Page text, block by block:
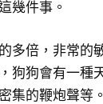
幾件事。
多倍，非常的
狗狗會有一種
集的鞭炮聲等